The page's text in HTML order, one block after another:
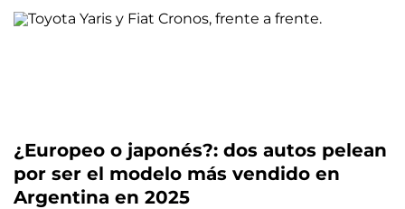
¿Europeo o japonés?: dos autos pelean
por ser el modelo más vendido en
Argentina en 2025